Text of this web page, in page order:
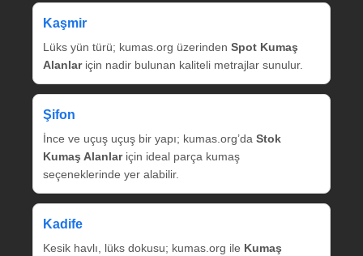
Kaşmir
Lüks yün türü; kumas.org üzerinden Spot Kumaş
Alanlariçin nadir bulunan kaliteli metrajlar sunulur.
Şifon
İnce ve uçuş uçuş bir yapı; kumas.org’da Stok
Kumaş Alanlariçin ideal parça kumaş
seçeneklerinde yer alabilir.
Kadife
Kesik havlı, lüks dokusu; kumas.org ile Kumaş